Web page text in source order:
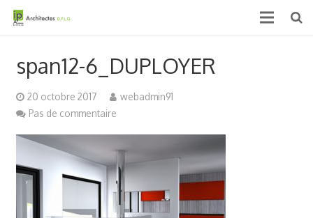
Qui sommes nous ?
Projets
Actualités & médias
Contact
span12-6_DUPLOYER
20 octobre 2017
webadmin91
Pas de commentaire